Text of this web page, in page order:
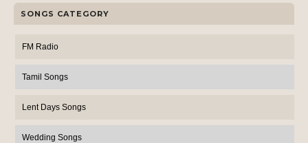
SONGS CATEGORY
FM Radio
Tamil Songs
Lent Days Songs
Wedding Songs